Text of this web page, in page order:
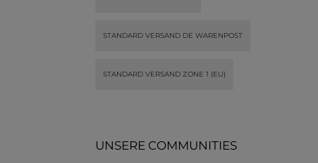
STANDARD VERSAND DE WARENPOST
STANDARD VERSAND ZONE 1 (EU)
UNSERE COMMUNITIES